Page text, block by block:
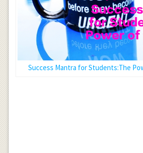
Success Mantra for Students:The